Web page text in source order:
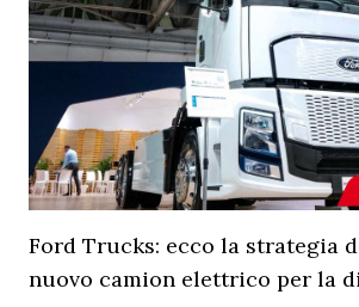
Ford Trucks: ecco la strategia
nuovo camion elettrico per la